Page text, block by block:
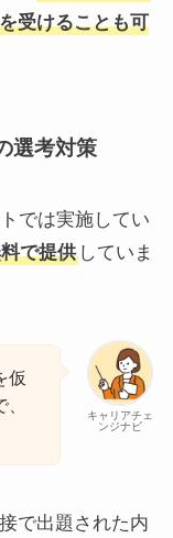
受けることも可
選考対策
では実施してい
で提供していま
キャリアチェ
ンジナビ
仮
で出題された内